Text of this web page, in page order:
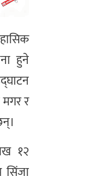
हुने
मगर र
१२